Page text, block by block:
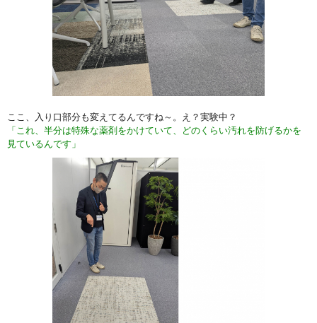
ここ、入り口部分も変えてるんですね～。え？実験中？
「これ、半分は特殊な薬剤をかけていて、どのくらい汚れを防げるかを
見ているんです」